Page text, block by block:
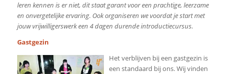
leren kennen is er niet, dit staat garant voor een prachtige, leerzame
en onvergetelijke ervaring. Ook organiseren we voordat je start met
jouw vrijwilligerswerk een 4 dagen durende introductiecursus.
Gastgezin
Het verblijven bij een gastgezin is
een standaard bij ons. Wij vinden